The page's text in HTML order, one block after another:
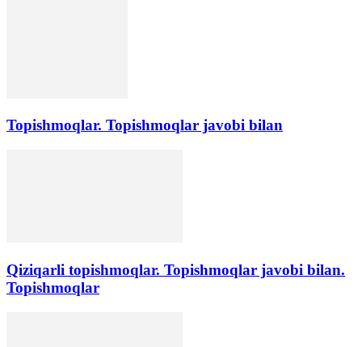
Topishmoqlar. Topishmoqlar javobi bilan
Qiziqarli topishmoqlar. Topishmoqlar javobi bilan.
Topishmoqlar